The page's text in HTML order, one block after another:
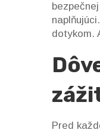
dotykom.
Pred